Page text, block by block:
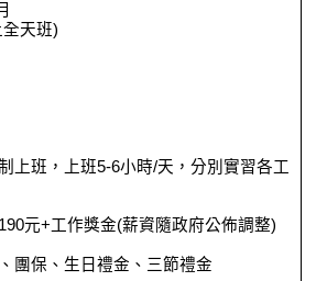
天班)
上班，上班5-6小時/天，分別實習各工
元+工作獎金(薪資隨政府公佈調整)
團保、生日禮金、三節禮金